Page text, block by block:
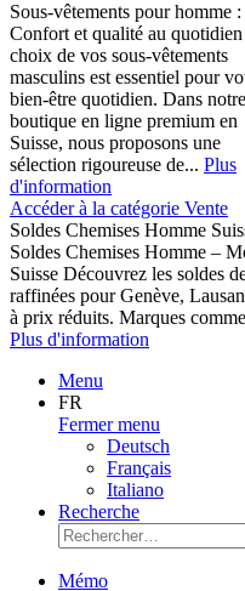
Sous-vêtements pour homme :
Confort et qualité au
choix de vos sous-vêtements
masculins est essentiel pour
bien-être quotidien. Dans notre
boutique en ligne premium en
Suisse, nous proposons une
sélection rigoureuse de... Plus
d'information
Accéder à la catégorie Vente
Soldes Chemises Homme
Soldes Chemises Homme –
Suisse Découvrez les soldes
raffinées pour Genève,
à prix réduits. Marques
Plus d'information
Menu
FR
Fermer menu
Deutsch
Français
Italiano
Recherche
Mémo